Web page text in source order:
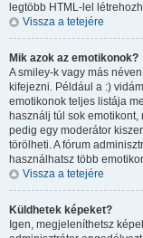
legtöbb HTML-lel
Vissza a tetejére
Mik azok az emotikonok?
A smiley-k vagy más
kifejezni. Például a :)
emotikonok teljes listája
használj túl sok
pedig egy moderátor
törölheti. A fórum
használhatsz több
Vissza a tetejére
Küldhetek képeket?
Igen, megjeleníthetsz